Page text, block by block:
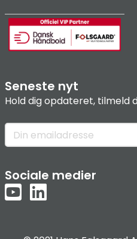
Seneste nyt
Hold dig opdateret, tilmeld
Sociale medier